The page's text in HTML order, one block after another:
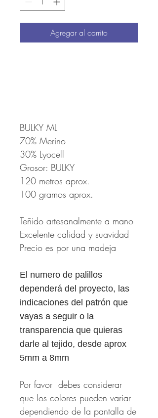
Agregar al carrito
BULKY ML
70% Merino
30% Lyocell
Grosor: BULKY
120 metros aprox.
100 gramos aprox.
Teñido artesanalmente a mano
Excelente calidad y suavidad
Precio es por una madeja
El numero de palillos
dependerá del proyecto, las
indicaciones del patrón que
vayas a seguir o la
transparencia que quieras
darle al tejido, desde aprox
5mm a 8mm
Por favor debes considerar
que los colores pueden variar
dependiendo de la pantalla de